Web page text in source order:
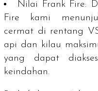
Nilai Frank Fire:
Fire kami
cermat di rentang
api dan kilau
yang dapat
keindahan.